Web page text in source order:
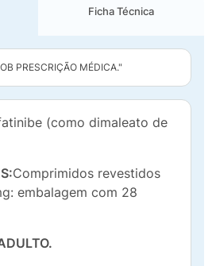
Ficha Técnica
PRESCRIÇÃO MÉDICA."
(como dimaleato de
Comprimidos revestidos
embalagem com 28